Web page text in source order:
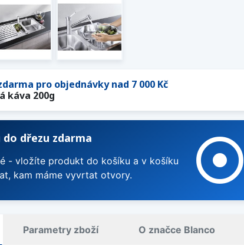
pro objednávky nad 7 000 Kč
káva 200g
dřezu zdarma
- vložíte produkt do košíku a v košíku
kam máme vyvrtat otvory.
adjust
Parametry zboží O značce Blanco